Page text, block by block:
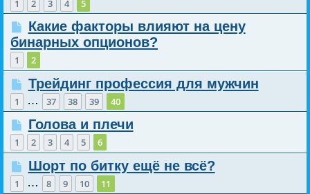
1 2 3 4 5
Какие факторы влияют на цену
бинарных опционов?
1 2
Трейдинг профессия для мужчин
1 … 37 38 39 40
Голова и плечи
1 2 3 4 5 6
Шорт по битку ещё не всё?
1 … 8 9 10 11